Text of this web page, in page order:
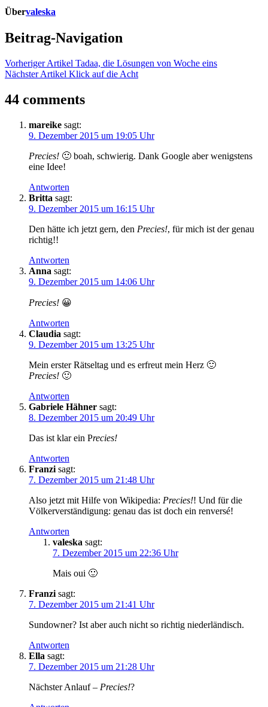
Übervaleska
Beitrag-Navigation
Vorheriger Artikel Tadaa, die Lösungen von Woche eins
Nächster Artikel Klick auf die Acht
44 comments
mareike sagt:
9. Dezember 2015 um 19:05 Uhr
Precies! 🙂 boah, schwierig. Dank Google aber wenigstens
eine Idee!
Antworten
Britta sagt:
9. Dezember 2015 um 16:15 Uhr
Den hätte ich jetzt gern, den Precies!, für mich ist der genau
richtig!!
Antworten
Anna sagt:
9. Dezember 2015 um 14:06 Uhr
Precies! 😀
Antworten
Claudia sagt:
9. Dezember 2015 um 13:25 Uhr
Mein erster Rätseltag und es erfreut mein Herz 🙂
Precies! 🙂
Antworten
Gabriele Hähner sagt:
8. Dezember 2015 um 20:49 Uhr
Das ist klar ein Precies!
Antworten
Franzi sagt:
7. Dezember 2015 um 21:48 Uhr
Also jetzt mit Hilfe von Wikipedia: Precies!! Und für die
Völkerverständigung: genau das ist doch ein renversé!
Antworten
valeska sagt:
7. Dezember 2015 um 22:36 Uhr
Mais oui 🙂
Franzi sagt:
7. Dezember 2015 um 21:41 Uhr
Sundowner? Ist aber auch nicht so richtig niederländisch.
Antworten
Ella sagt:
7. Dezember 2015 um 21:28 Uhr
Nächster Anlauf – Precies!?